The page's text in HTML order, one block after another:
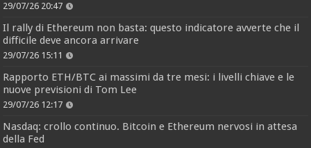
29/07/26 20:47
Il rally di Ethereum non basta: questo indicatore avverte che il
difficile deve ancora arrivare
29/07/26 15:11
Rapporto ETH/BTC ai massimi da tre mesi: i livelli chiave e le
nuove previsioni di Tom Lee
29/07/26 12:17
Nasdaq: crollo continuo. Bitcoin e Ethereum nervosi in attesa
della Fed